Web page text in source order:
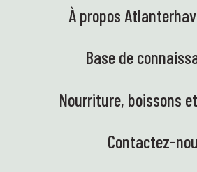
À propos
Base de
Nourriture, boissons
Contactez-